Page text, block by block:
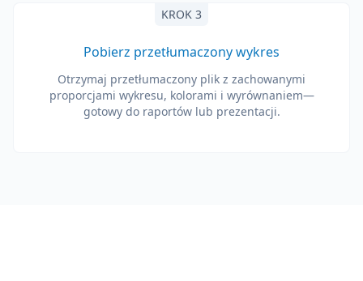
KROK 3
Pobierz przetłumaczony wykres
Otrzymaj przetłumaczony plik z zachowanymi
proporcjami wykresu, kolorami i wyrównaniem—
gotowy do raportów lub prezentacji.